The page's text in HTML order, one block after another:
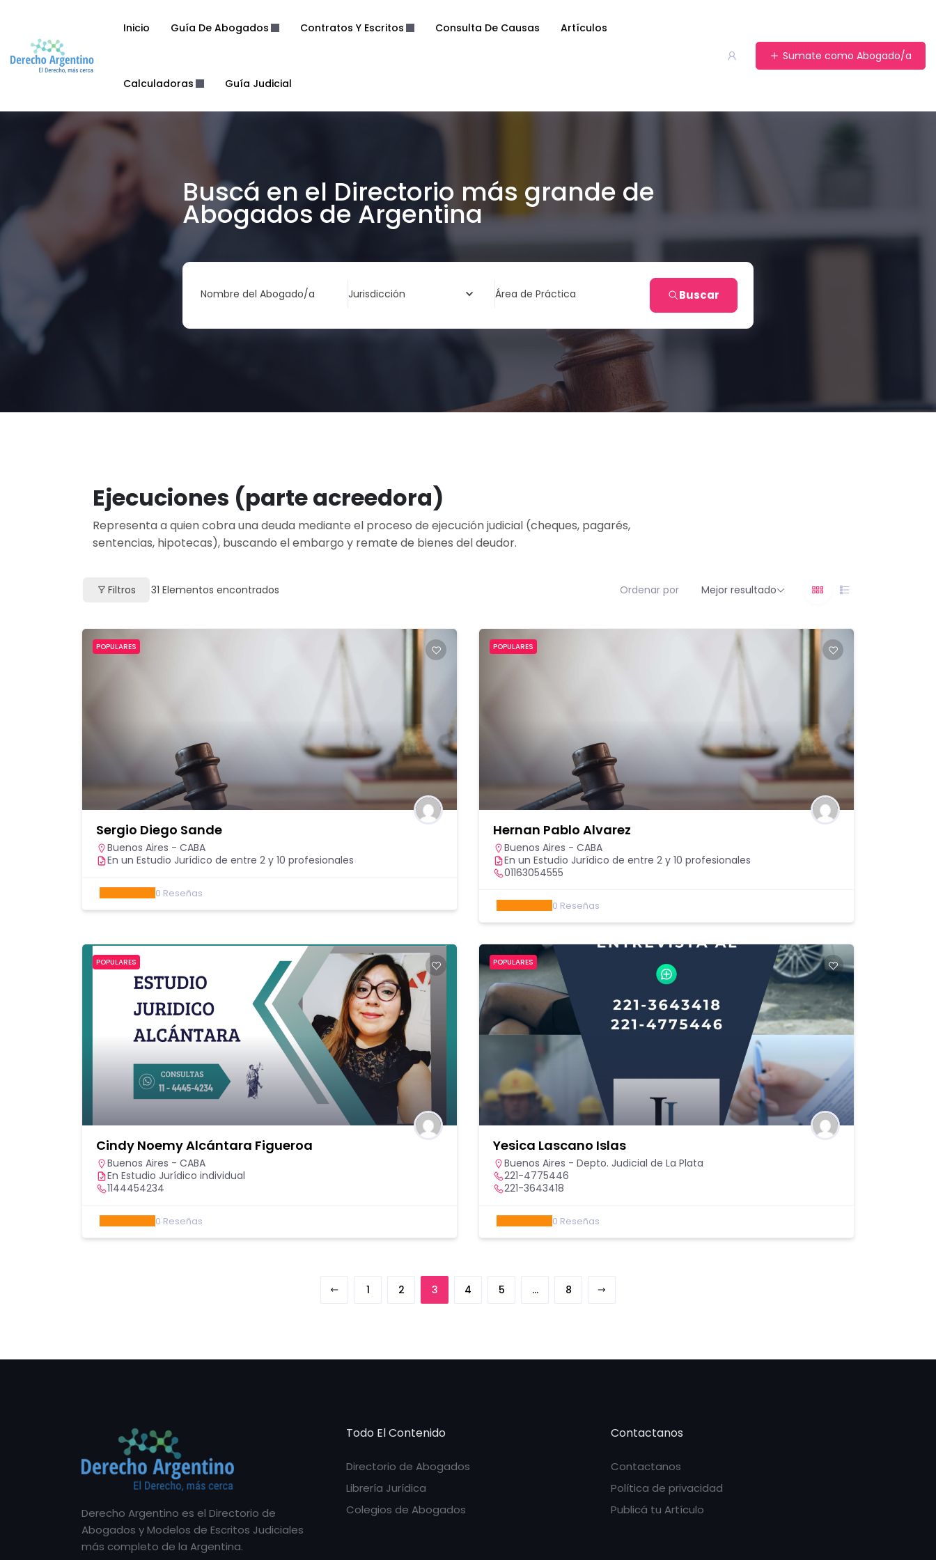
Inicio Guía De Abogados Contratos Y Escritos Consulta De Causas Artículos
Calculadoras Guía Judicial
Sumate como Abogado/a
Buscá en el Directorio más grande de
Abogados de Argentina
Nombre del Abogado/a Jurisdicción Área de Práctica Buscar
Ejecuciones (parte acreedora)
Representa a quien cobra una deuda mediante el proceso de ejecución judicial (cheques, pagarés,
sentencias, hipotecas), buscando el embargo y remate de bienes del deudor.
Filtros 31 Elementos encontrados Ordenar por Mejor resultado
POPULARES
Sergio Diego Sande
Buenos Aires - CABA
En un Estudio Jurídico de entre 2 y 10 profesionales
0 Reseñas
POPULARES
Hernan Pablo Alvarez
Buenos Aires - CABA
En un Estudio Jurídico de entre 2 y 10 profesionales
01163054555
0 Reseñas
POPULARES
Cindy Noemy Alcántara Figueroa
Buenos Aires - CABA
En Estudio Jurídico individual
1144454234
0 Reseñas
POPULARES
Yesica Lascano Islas
Buenos Aires - Depto. Judicial de La Plata
221-4775446
221-3643418
0 Reseñas
1 2 3 4 5 … 8
Derecho Argentino es el Directorio de
Abogados y Modelos de Escritos Judiciales
más completo de la Argentina.
Todo El Contenido
Directorio de Abogados
Librería Jurídica
Colegios de Abogados
Contactanos
Contactanos
Política de privacidad
Publicá tu Artículo